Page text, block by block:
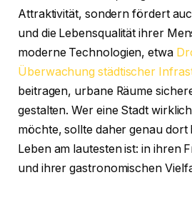
Attraktivität, sondern fördert
und die Lebensqualität ihrer
moderne Technologien, etwa
Überwachung städtischer
beitragen, urbane Räume
gestalten. Wer eine Stadt
möchte, sollte daher genau dort
Leben am lautesten ist: in ihren
und ihrer gastronomischen